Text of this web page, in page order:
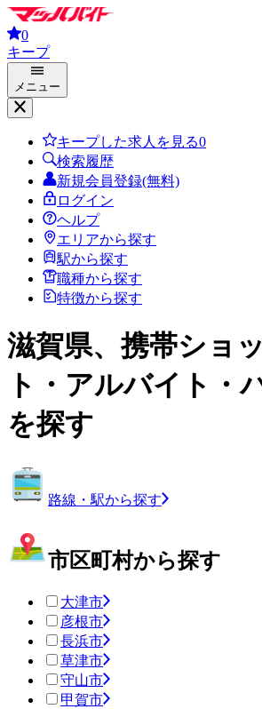
0
キープ
メニュー
キープした求人を見る0
検索履歴
新規会員登録(無料)
ログイン
ヘルプ
エリアから探す
駅から探す
職種から探す
特徴から探す
滋賀県、携帯ショ
ト・アルバイト・
を探す
路線・駅から探す
市区町村から探す
大津市
彦根市
長浜市
草津市
守山市
甲賀市